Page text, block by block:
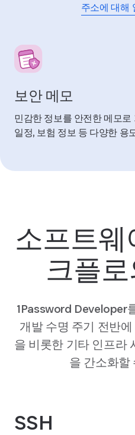
주소에 대해
보안 메모
민감한 정보를 안전한 메모
일정, 보험 정보 등 다양한 용
소프트웨
크플
1Password Developer
개발 수명 주기 전반
을 비롯한 기타 인프라
을 간소화할
SSH